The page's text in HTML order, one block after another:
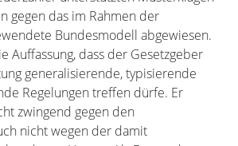
gegen das im Rahmen der
Bundesmodell abgewiesen.
Auffassung, dass der Gesetzgeber
generalisierende, typisierende
Regelungen treffen dürfe. Er
zwingend gegen den
nicht wegen der damit